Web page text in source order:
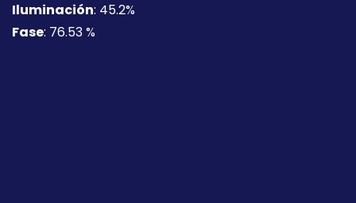
Iluminación: 45.2%
Fase: 76.53 %